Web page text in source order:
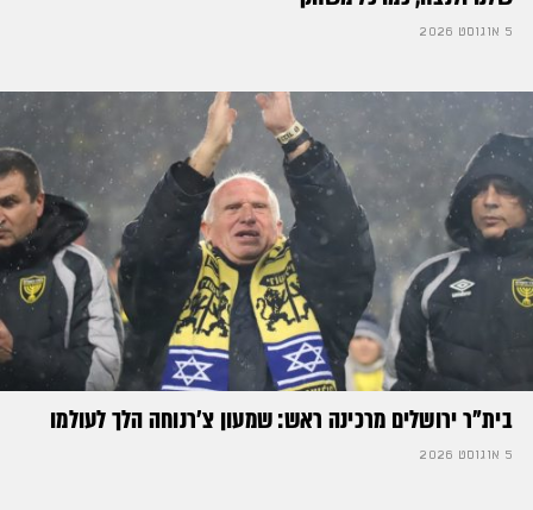
5 אוגוסט 2026
בית"ר ירושלים מרכינה ראש: שמעון צ'רנוחה הלך לעולמו
5 אוגוסט 2026